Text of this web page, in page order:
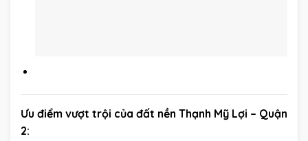
Ưu điểm vượt trội của đất nền Thạnh Mỹ Lợi – Quận
2: